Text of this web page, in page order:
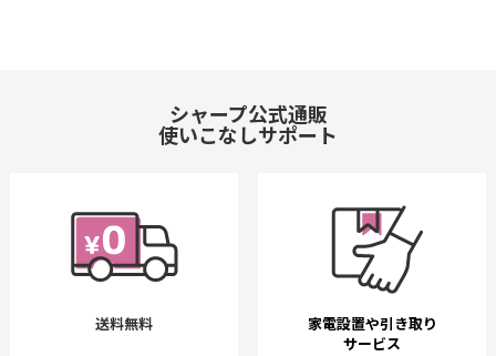
シャープ公式通販
使いこなしサポート
送料無料
家電設置や引き取り
サービス